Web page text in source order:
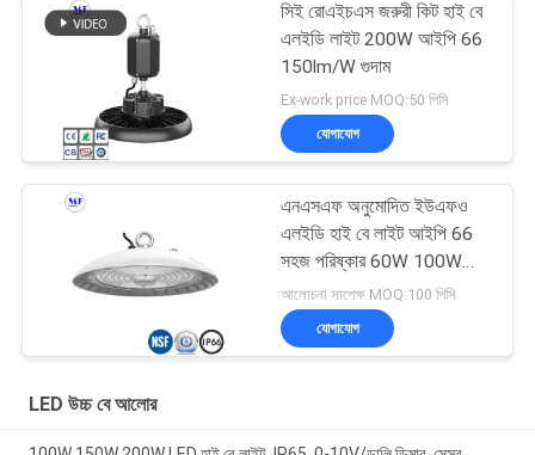
সিই রোএইচএস জরুরী কিট হাই বে
এলইডি লাইট 200W আইপি 66
150lm/W গুদাম
Ex-work price MOQ:50 পিসি
যোগাযোগ
এনএসএফ অনুমোদিত ইউএফও
এলইডি হাই বে লাইট আইপি 66
সহজ পরিষ্কার 60W 100W
150W 200W
আলোচনা সাপেক্ষ MOQ:100 পিসি
যোগাযোগ
LED উচ্চ বে আলোর